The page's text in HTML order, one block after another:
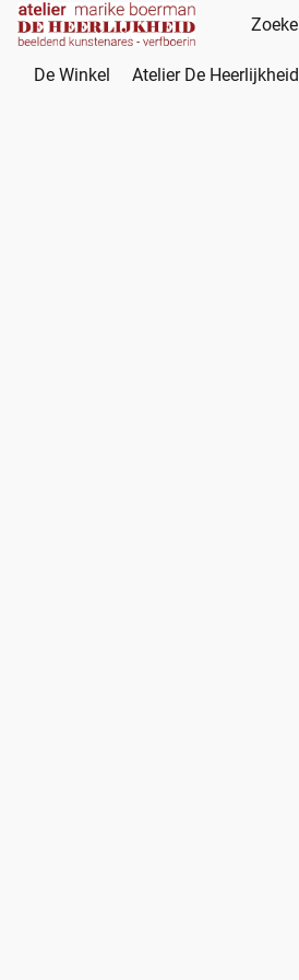
De Winkel Atelier De Heerlijkheid